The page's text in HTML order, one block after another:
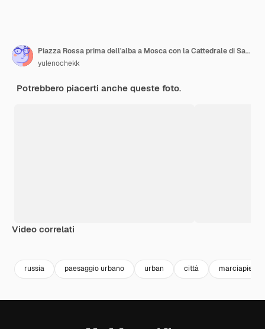
Piazza Rossa prima dell'alba a Mosca con la Cattedrale di San Basilio e la Torre Spasskaya
yulenochekk
Potrebbero piacerti anche queste foto.
Video correlati
russia paesaggio urbano urban città marciapiede